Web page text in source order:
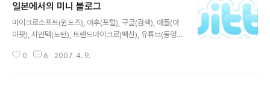
일본에서의 미니 블로그
마이크로소프트(윈도즈), 야후(포털), 구글(검색), 애플(아
이팟), 시만텍(노턴), 트랜드마이크로(백신), 유튜브(동영상
스나 제품을 갖추지 못하고 있는 상태에서 일본 시장에 진
0 6 2007. 4. 9.